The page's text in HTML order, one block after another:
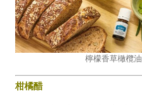
檸檬香草橄欖油
柑橘醋